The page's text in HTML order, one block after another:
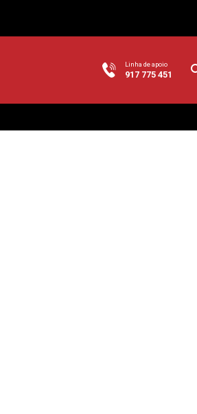
Linha de apoio
917 775 451